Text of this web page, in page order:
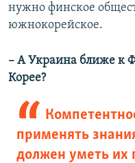
нужно финское
южнокорейское.
– А Украина ближе к
Корее?
применять
должен уметь их